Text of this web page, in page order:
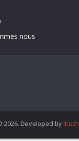
nous
2026. Developed by